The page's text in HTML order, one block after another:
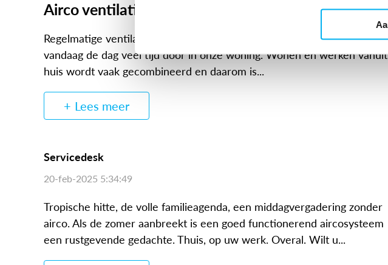
Airco ventilatie
Regelmatige ventilatie en frisse lucht zijn onontbeerlijk. We brengen
vandaag de dag veel tijd door in onze woning. Wonen en werken vanuit
huis wordt vaak gecombineerd en daarom is...
Lees meer
Servicedesk
20-feb-2025 5:34:49
Tropische hitte, de volle familieagenda, een middagvergadering zonder
airco. Als de zomer aanbreekt is een goed functionerend aircosysteem
een rustgevende gedachte. Thuis, op uw werk. Overal. Wilt u...